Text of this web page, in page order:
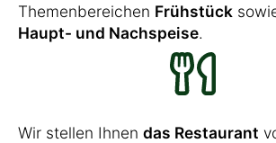
Themenbereichen Frühstück
Haupt- und Nachspeise.
Wir stellen Ihnen das Restaurant